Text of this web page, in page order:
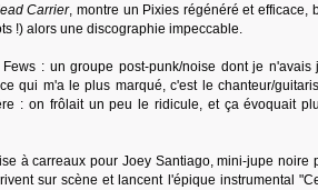
Carrier, montre un Pixies régénéré et
!) alors une discographie impeccable.
: un groupe post-punk/noise dont je n'avais
qui m'a le plus marqué, c'est le chanteur/
: on frôlait un peu le ridicule, et ça évoquait
à carreaux pour Joey Santiago, mini-jupe noire
sur scène et lancent l'épique instrumental